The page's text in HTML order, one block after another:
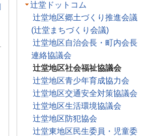
辻堂ドットコム
辻堂地区郷土づくり推進会議
(辻堂まちづくり会議)
辻堂地区自治会長・町内会長
連絡協議会
辻堂地区社会福祉協議会
辻堂地区青少年育成協力会
辻堂地区交通安全対策協議会
辻堂地区生活環境協議会
辻堂地区防犯協会
辻堂東地区民生委員・児童委